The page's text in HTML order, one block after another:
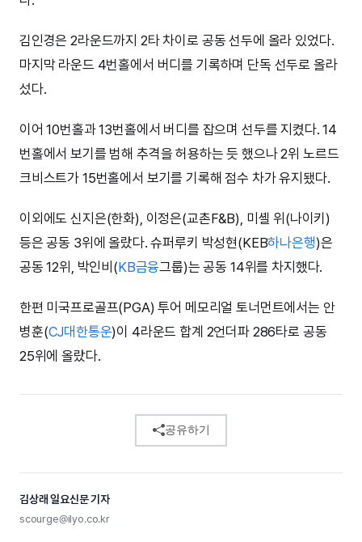
김인경은 2라운드까지 2타 차이로 공동 선두에 올라 있었다.
마지막 라운드 4번홀에서 버디를 기록하며 단독 선두로 올라
섰다.
이어 10번홀과 13번홀에서 버디를 잡으며 선두를 지켰다. 14
번홀에서 보기를 범해 추격을 허용하는 듯 했으나 2위 노르드
크비스트가 15번홀에서 보기를 기록해 점수 차가 유지됐다.
이외에도 신지은(한화), 이정은(교촌F&B), 미셸 위(나이키)
등은 공동 3위에 올랐다. 슈퍼루키 박성현(KEB하나은행)은
공동 12위, 박인비(KB금융그룹)는 공동 14위를 차지했다.
한편 미국프로골프(PGA) 투어 메모리얼 토너먼트에서는 안
병훈(CJ대한통운)이 4라운드 합계 2언더파 286타로 공동
25위에 올랐다.
공유하기
김상래 일요신문 기자
scourge@ilyo.co.kr